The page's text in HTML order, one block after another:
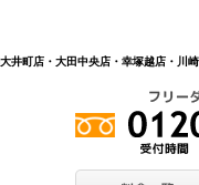
町店・大田中央店・幸塚越店・川